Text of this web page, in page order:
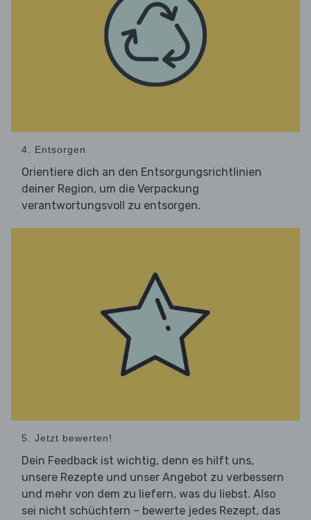
4. Entsorgen
Orientiere dich an den Entsorgungsrichtlinien
deiner Region, um die Verpackung
verantwortungsvoll zu entsorgen.
5. Jetzt bewerten!
Dein Feedback ist wichtig, denn es hilft uns,
unsere Rezepte und unser Angebot zu verbessern
und mehr von dem zu liefern, was du liebst. Also
sei nicht schüchtern – bewerte jedes Rezept, das